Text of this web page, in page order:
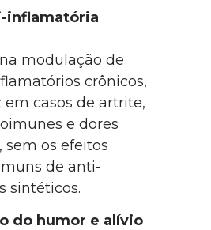
inflamatória
modulação de
crônicos,
em casos de artrite,
e dores
sem os efeitos
de anti-
sintéticos.
do humor e alívio